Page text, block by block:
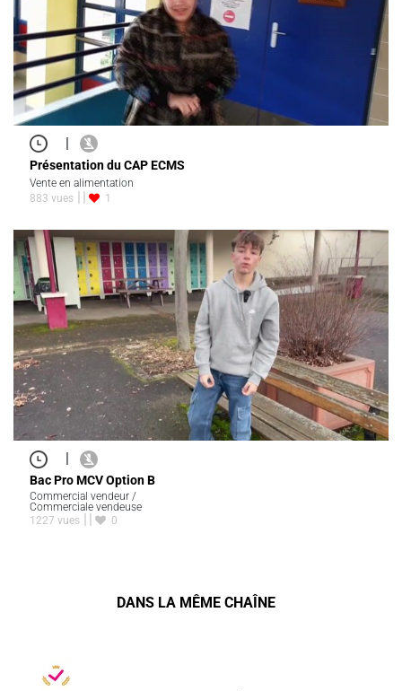
|
Présentation du CAP ECMS
Vente en alimentation
883 vues
1
|
Bac Pro MCV Option B
Commercial vendeur /
Commerciale vendeuse
1227 vues
0
DANS LA MÊME CHAÎNE